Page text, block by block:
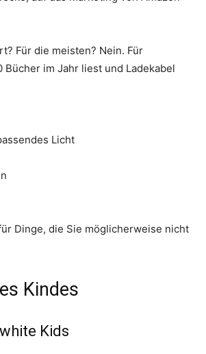
Für die meisten? Nein. Für
Bücher im Jahr liest und Ladekabel
Licht
Dinge, die Sie möglicherweise nicht
Kindes
Kids